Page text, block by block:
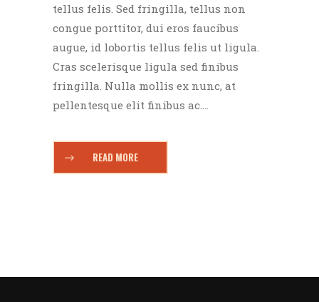
tellus felis. Sed fringilla, tellus non
congue porttitor, dui eros faucibus
augue, id lobortis tellus felis ut ligula.
Cras scelerisque ligula sed finibus
fringilla. Nulla mollis ex nunc, at
pellentesque elit finibus ac....
READ MORE